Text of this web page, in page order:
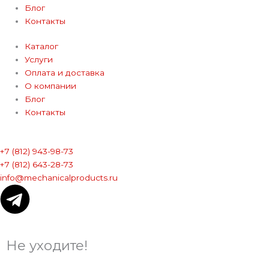
Блог
Контакты
Каталог
Услуги
Оплата и доставка
О компании
Блог
Контакты
+7 (812) 943-98-73
+7 (812) 643-28-73
info@mechanicalproducts.ru
T
l
Не уходите!